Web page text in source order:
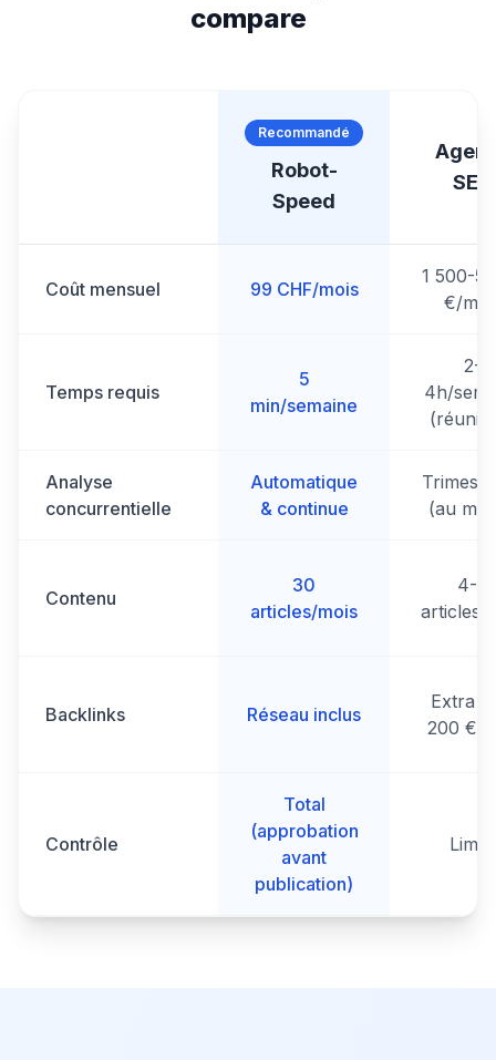
compare
Recommandé
Robot-
Speed
SEO
Coût mensuel 99 CHF/mois
1 500-5
€/
Temps requis
5
min/semaine
2-
4h/
Analyse
concurrentielle
Automatique
& continue
(au
Contenu
30
articles/mois
4-8
articles/
Backlinks Réseau inclus
Extra
200 €/
Contrôle
Total
(approbation
avant
publication)
Limité